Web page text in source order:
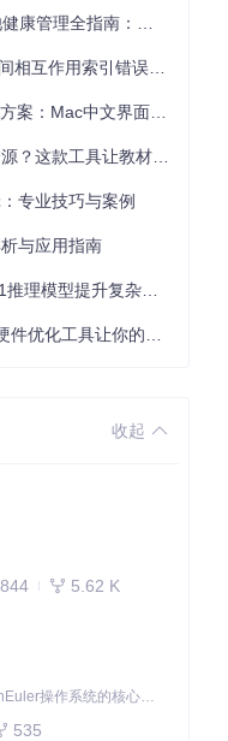
专业技巧与案例
与应用指南
收起
844 5.62 K
openEuler内核是openEuler操作系统的核心，既是系统性能与稳定性的基石，也是连接处理器、设备与服务的桥梁。
535